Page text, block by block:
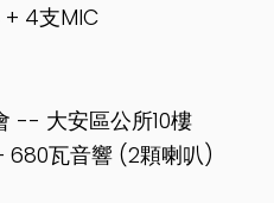
4支MIC
-- 大安區公所10樓
680瓦音響 (2顆喇叭)